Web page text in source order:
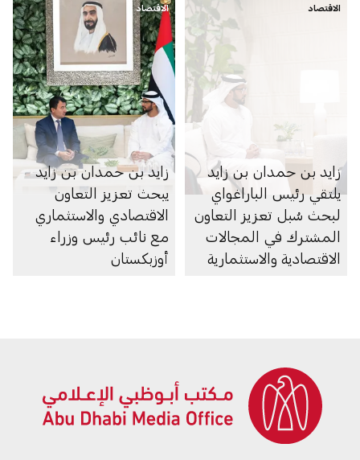
الاقتصاد
زايد بن حمدان بن زايد
يلتقي رئيس الباراغواي
لبحث سُبل تعزيز التعاون
المشترك في المجالات
الاقتصادية والاستثمارية
الاقتصاد
زايد بن حمدان بن زايد
يبحث تعزيز التعاون
الاقتصادي والاستثماري
مع نائب رئيس وزراء
أوزبكستان